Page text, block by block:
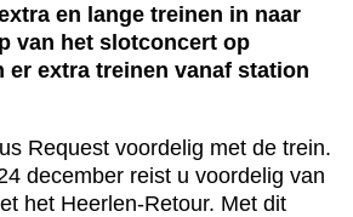
en lange treinen in naar
van het slotconcert op
er extra treinen vanaf station
Request voordelig met de trein.
december reist u voordelig van
het Heerlen-Retour. Met dit